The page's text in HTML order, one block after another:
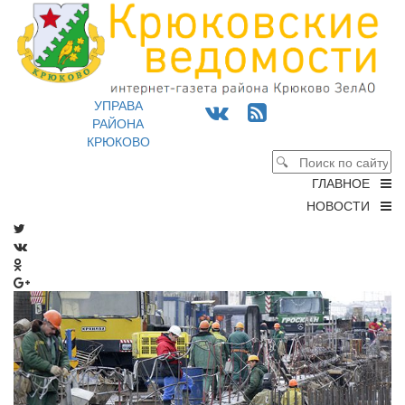
УПРАВА
РАЙОНА
КРЮКОВО
ГЛАВНОЕ
НОВОСТИ